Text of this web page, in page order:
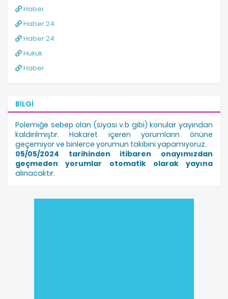
Haber
Haber 24
Haber 24
Hukuk
Haber
BILGI
Polemiğe sebep olan (siyasi v.b gibi) konular yayından
kaldırılmıştır. Hakaret içeren yorumların önüne
geçemiyor ve binlerce yorumun takibini yapamıyoruz.
05/05/2024 tarihinden itibaren onayımızdan
geçmeden yorumlar otomatik olarak yayına
alınacaktır.